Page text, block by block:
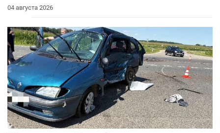
04 августа 2026